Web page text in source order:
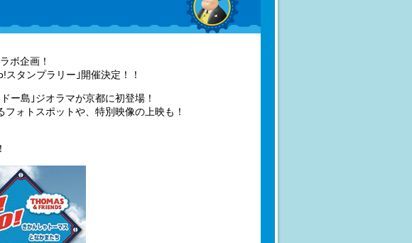
ボ企画！
スタンプラリー｣開催決定！！
ー島｣ジオラマが京都に初登場！
ォトスポットや、特別映像の上映も！